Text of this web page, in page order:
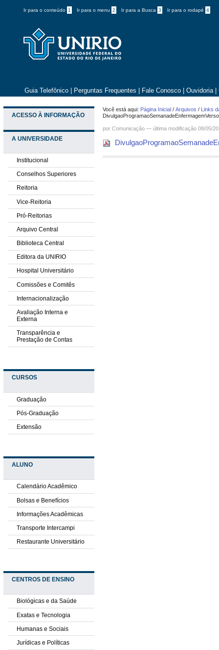
Ir para o conteúdo 1 Ir para o menu 2 Ir para a Busca 3 Ir para o rodapé 4
Guia Telefônico Perguntas Frequentes Fale Conosco Ouvidoria
ACESSO À INFORMAÇÃO
A UNIVERSIDADE
Institucional
Conselhos Superiores
Reitoria
Vice-Reitoria
Pró-Reitorias
Arquivo Central
Biblioteca Central
Editora da UNIRIO
Hospital Universitário
Comissões e Comitês
Internacionalização
Avaliação Interna e
Externa
Transparência e
Prestação de Contas
CURSOS
Graduação
Pós-Graduação
Extensão
ALUNO
Calendário Acadêmico
Bolsas e Benefícios
Informações Acadêmicas
Transporte Intercampi
Restaurante Universitário
CENTROS DE ENSINO
Biológicas e da Saúde
Exatas e Tecnologia
Humanas e Sociais
Jurídicas e Políticas
Você está aqui: Página Inicial /Arquivos / Links
porComunicação —última modificação 08/05/